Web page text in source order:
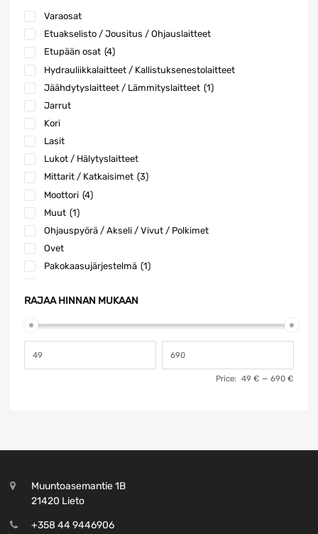
Varaosat
Etuakselisto / Jousitus / Ohjauslaitteet
Etupään osat (4)
Hydrauliikkalaitteet / Kallistuksenestolaitteet
Jäähdytyslaitteet / Lämmityslaitteet (1)
Jarrut
Kori
Lasit
Lukot / Hälytyslaitteet
Mittarit / Katkaisimet (3)
Moottori (4)
Muut (1)
Ohjauspyörä / Akseli / Vivut / Polkimet
Ovet
Pakokaasujärjestelmä (1)
Pesin / Pyyhin
RAJAA HINNAN MUKAAN
Price: 49 € — 690 €
Muuntoasemantie 1B
21420 Lieto
+358 44 9446906